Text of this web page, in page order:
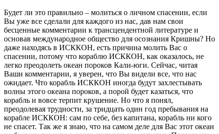
Будет ли это правильно – молиться о личном спасении, если
Вы уже все сделали для каждого из нас, дав нам свои
бесценные комментарии к трансцендентной литературе и
основав международное общество для осознания Кришны? Но
даже находясь в ИСККОН, есть причина молить Вас о
спасении, потому что кораблю ИСККОН, как оказалось, не
легко преодолеть океан пороков Кали-юги. Сейчас, читая
Ваши комментарии, я уверен, что Вы видели все, что нас
ожидает. Что корабль ИСККОН иногда будут захлестывать
волны этого океана пороков, а порой будет казаться, что
корабль и вовсе терпит крушение. Но что я понял,
преодолевая трудности, за тридцать один год пребывания на
корабле ИСККОН: сам по себе, без капитана, корабль ни кого
не спасет. Так же я знаю, что на самом деле для Вас этот океан